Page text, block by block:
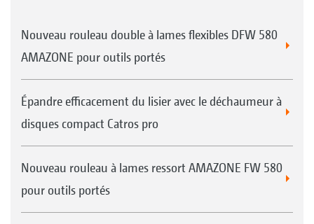
Nouveau rouleau double à lames flexibles DFW 580
AMAZONE pour outils portés
Épandre efficacement du lisier avec le déchaumeur à
disques compact Catros pro
Nouveau rouleau à lames ressort AMAZONE FW 580
pour outils portés